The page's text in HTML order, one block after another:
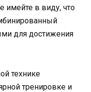
имейте в виду, что
для достижения
технике
тренировке и